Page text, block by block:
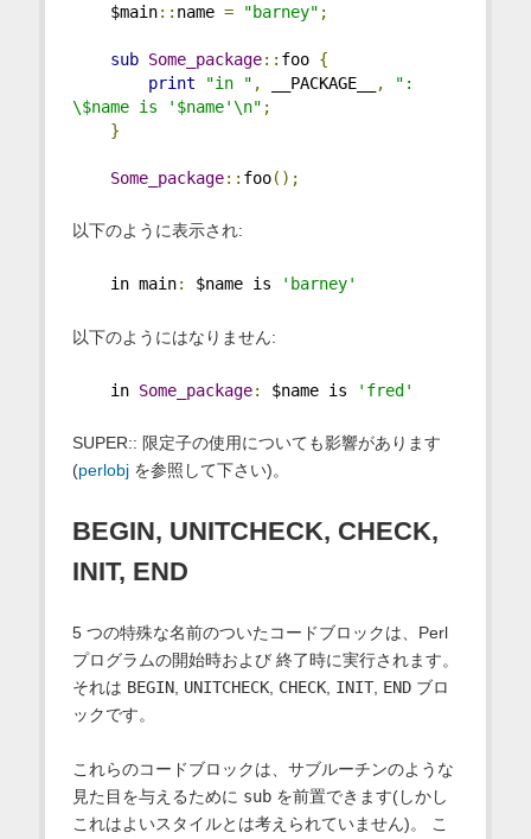
$main:: name = "barney" ;
sub Some_package:: foo {
print
"in " , __PACKAGE__ ,
":
\$name is '$name'\n" ;
}
Some_package:: foo();
以下のように表示され:
in main: $name is 'barney'
以下のようにはなりません:
in Some_package: $name is 'fred'
SUPER:: 限定子の使用についても影響があります
(perlobjを参照して下さい)。
BEGIN, UNITCHECK, CHECK,
INIT, END
5 つの特殊な名前のついたコードブロックは、Perl
プログラムの開始時および 終了時に実行されます。
それは BEGIN, UNITCHECK, CHECK, INIT, ENDブロ
ックです。
これらのコードブロックは、サブルーチンのような
見た目を与えるために subを前置できます(しかし
これはよいスタイルとは考えられていません)。 こ